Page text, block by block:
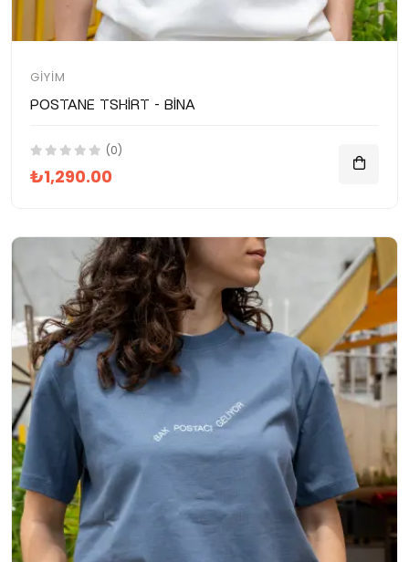
GIYIM
Postane Tshirt - Bina
(0)
₺1,290.00